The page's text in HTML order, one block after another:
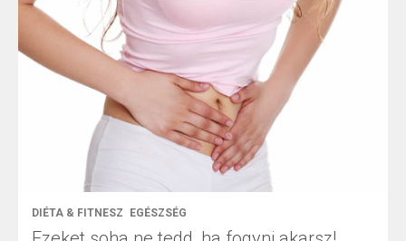
DIÉTA & FITNESZ EGÉSZSÉG